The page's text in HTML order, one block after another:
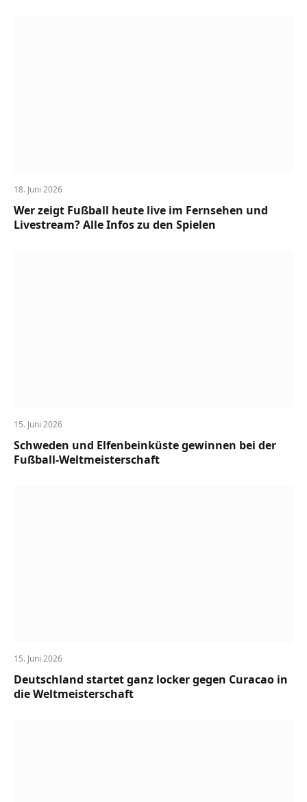
18. Juni 2026
Wer zeigt Fußball heute live im Fernsehen und
Livestream? Alle Infos zu den Spielen
15. Juni 2026
Schweden und Elfenbeinküste gewinnen bei der
Fußball-Weltmeisterschaft
15. Juni 2026
Deutschland startet ganz locker gegen Curacao in
die Weltmeisterschaft